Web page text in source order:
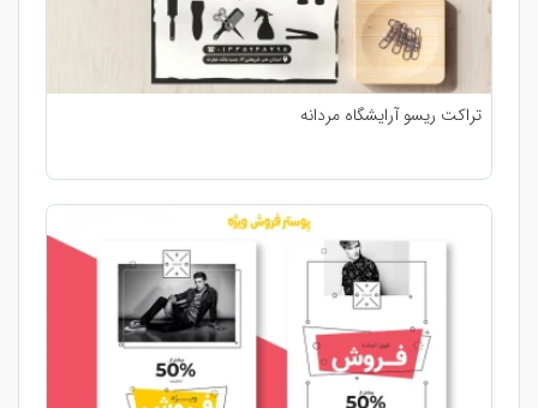
تراکت ریسو آرایشگاه مردانه